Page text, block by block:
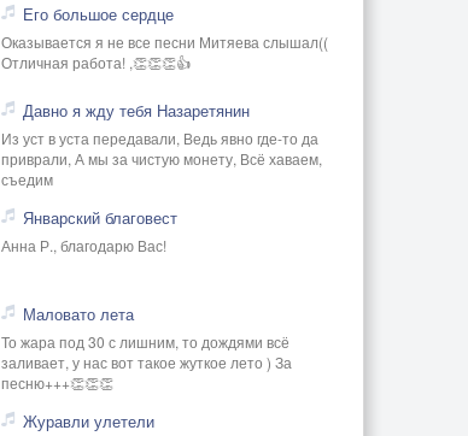
Его большое сердце
Оказывается я не все песни Митяева слышал((
Отличная работа! ,👏👏👏👍
Давно я жду тебя Назаретянин
Из уст в уста передавали, Ведь явно где-то да
приврали, А мы за чистую монету, Всё хаваем,
съедим
Январский благовест
Анна Р., благодарю Вас!
Маловато лета
То жара под 30 с лишним, то дождями всё
заливает, у нас вот такое жуткое лето ) За
песню+++👏👏👏
Журавли улетели